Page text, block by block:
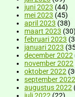
juni 2023 (44)
mei 2023 (45)
april 2023 (38)
maart 2023 (30)
februari 2023
januari 2023
december 2022
november 2022
oktober 2022
september 2022
augustus 2022